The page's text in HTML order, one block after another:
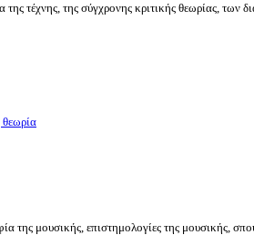
τέχνης, της σύγχρονης κριτικής θεωρίας,
θεωρία
της μουσικής, επιστημολογίες της μουσικής,